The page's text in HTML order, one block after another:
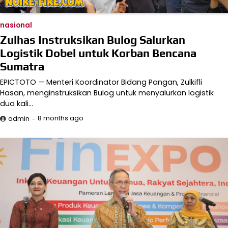
nasional
Zulhas Instruksikan Bulog Salurkan
Logistik Dobel untuk Korban Bencana
Sumatra
EPICTOTO — Menteri Koordinator Bidang Pangan, Zulkifli
Hasan, menginstruksikan Bulog untuk menyalurkan logistik
dua kali…
admin 8 months ago